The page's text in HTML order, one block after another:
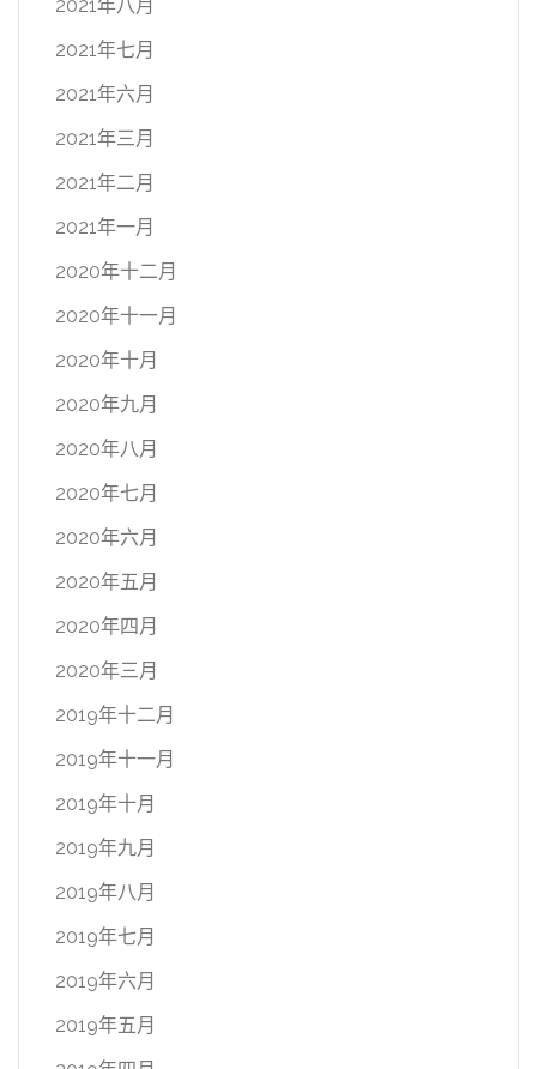
2021年八月
2021年七月
2021年六月
2021年三月
2021年二月
2021年一月
2020年十二月
2020年十一月
2020年十月
2020年九月
2020年八月
2020年七月
2020年六月
2020年五月
2020年四月
2020年三月
2019年十二月
2019年十一月
2019年十月
2019年九月
2019年八月
2019年七月
2019年六月
2019年五月